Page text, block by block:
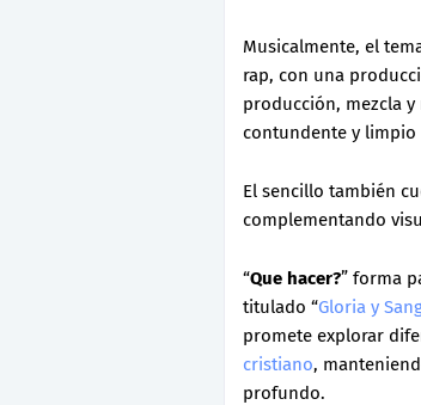
Musicalmente, el
rap, con una
producción, mezcla
contundente y
El sencillo también
complementando
“Que hacer?” forma
titulado “Gloria y
promete explorar
cristiano,
profundo.